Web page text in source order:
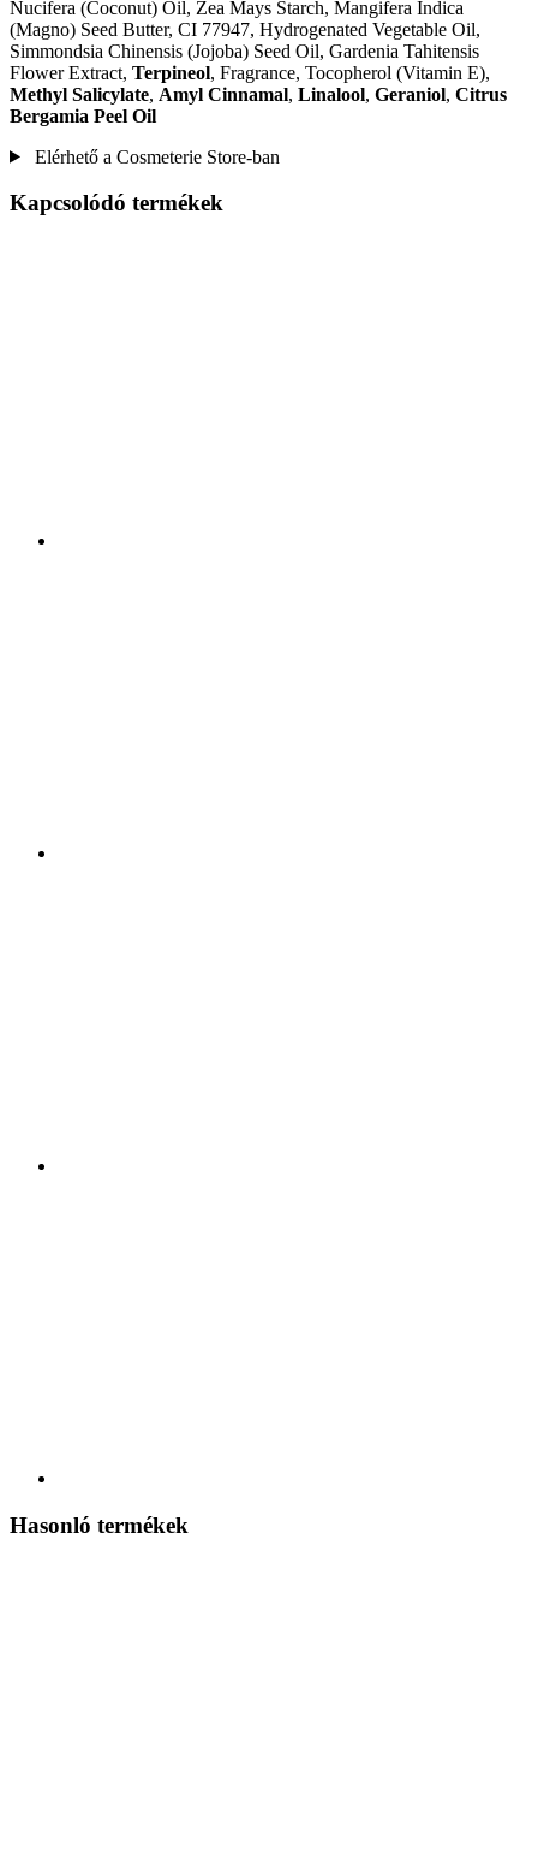
Nucifera (Coconut) Oil, Zea Mays Starch, Mangifera Indica
(Magno) Seed Butter, CI 77947, Hydrogenated Vegetable Oil,
Simmondsia Chinensis (Jojoba) Seed Oil, Gardenia Tahitensis
Flower Extract, Terpineol, Fragrance, Tocopherol (Vitamin E),
Methyl Salicylate, Amyl Cinnamal, Linalool, Geraniol, Citrus
Bergamia Peel Oil
Elérhető a Cosmeterie Store-ban
Kapcsolódó termékek
Hasonló termékek